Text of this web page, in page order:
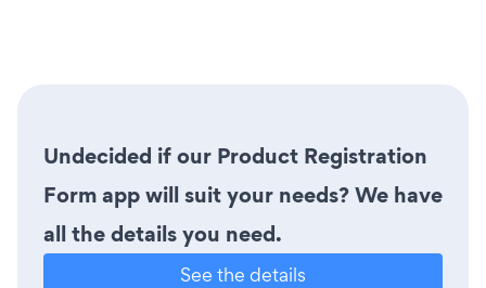
Undecided if our Product Registration
Form app will suit your needs? We have
all the details you need.
See the details